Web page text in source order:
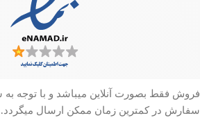
فروش فقط بصورت آنلاین میباشد و با توجه
سفارش در کمترین زمان ممکن ارسال میگردد.